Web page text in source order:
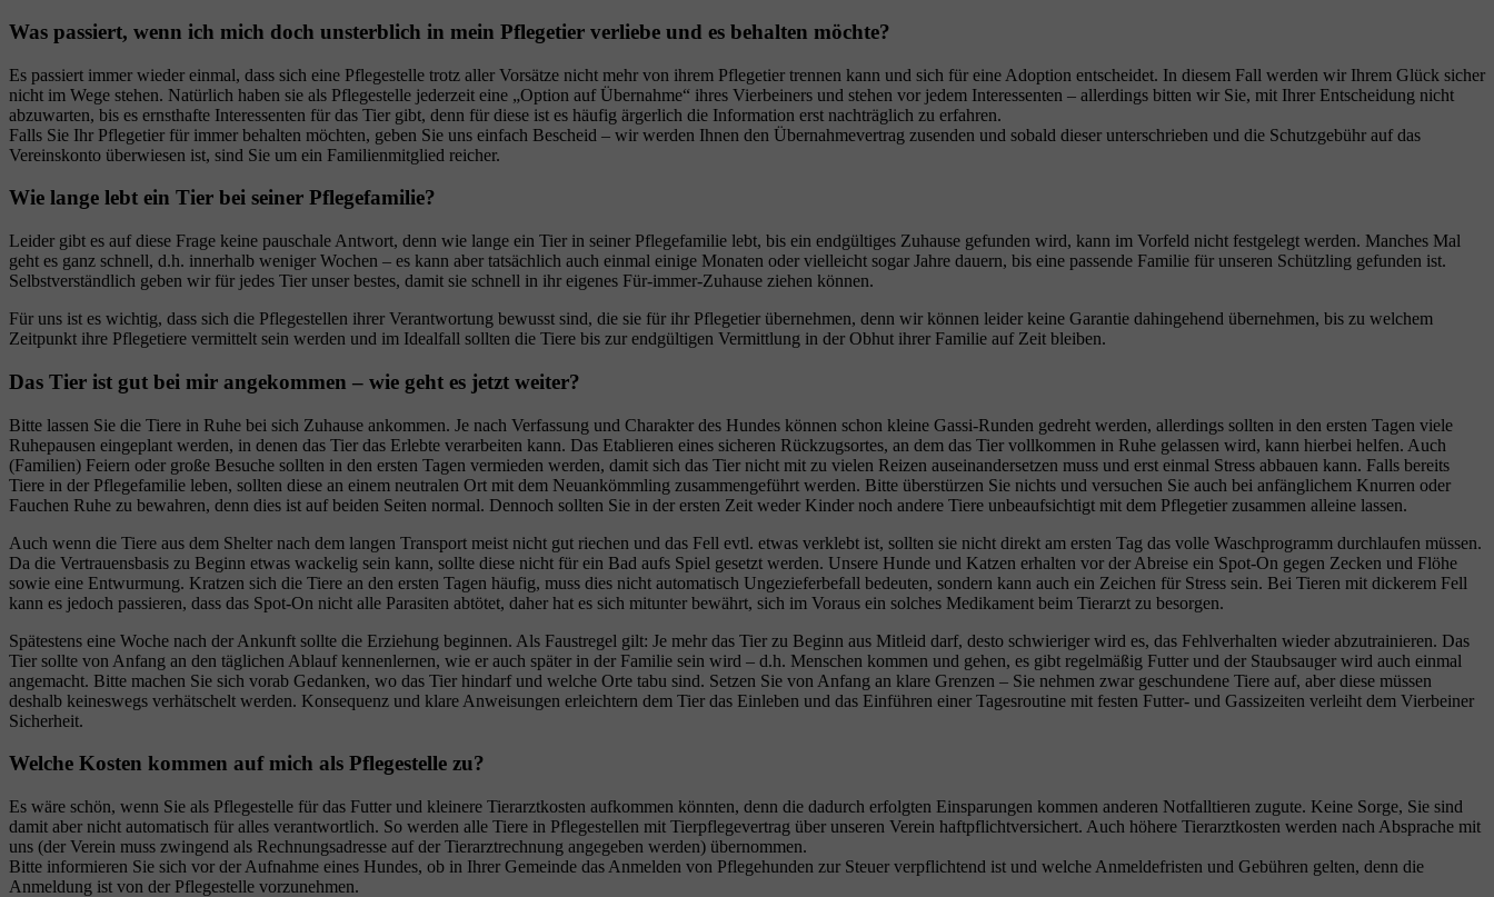
Was passiert, wenn ich mich doch unsterblich in mein Pflegetier verliebe und es behalten möchte?
Es passiert immer wieder einmal, dass sich eine Pflegestelle trotz aller Vorsätze nicht mehr von ihrem Pflegetier trennen kann und sich für eine Adoption entscheidet. In diesem Fall werden wir Ihrem Glück sicher
nicht im Wege stehen. Natürlich haben sie als Pflegestelle jederzeit eine „Option auf Übernahme“ ihres Vierbeiners und stehen vor jedem Interessenten – allerdings bitten wir Sie, mit Ihrer Entscheidung nicht
abzuwarten, bis es ernsthafte Interessenten für das Tier gibt, denn für diese ist es häufig ärgerlich die Information erst nachträglich zu erfahren.
Falls Sie Ihr Pflegetier für immer behalten möchten, geben Sie uns einfach Bescheid – wir werden Ihnen den Übernahmevertrag zusenden und sobald dieser unterschrieben und die Schutzgebühr auf das
Vereinskonto überwiesen ist, sind Sie um ein Familienmitglied reicher.
Wie lange lebt ein Tier bei seiner Pflegefamilie?
Leider gibt es auf diese Frage keine pauschale Antwort, denn wie lange ein Tier in seiner Pflegefamilie lebt, bis ein endgültiges Zuhause gefunden wird, kann im Vorfeld nicht festgelegt werden. Manches Mal
geht es ganz schnell, d.h. innerhalb weniger Wochen – es kann aber tatsächlich auch einmal einige Monaten oder vielleicht sogar Jahre dauern, bis eine passende Familie für unseren Schützling gefunden ist.
Selbstverständlich geben wir für jedes Tier unser bestes, damit sie schnell in ihr eigenes Für-immer-Zuhause ziehen können.
Für uns ist es wichtig, dass sich die Pflegestellen ihrer Verantwortung bewusst sind, die sie für ihr Pflegetier übernehmen, denn wir können leider keine Garantie dahingehend übernehmen, bis zu welchem
Zeitpunkt ihre Pflegetiere vermittelt sein werden und im Idealfall sollten die Tiere bis zur endgültigen Vermittlung in der Obhut ihrer Familie auf Zeit bleiben.
Das Tier ist gut bei mir angekommen – wie geht es jetzt weiter?
Bitte lassen Sie die Tiere in Ruhe bei sich Zuhause ankommen. Je nach Verfassung und Charakter des Hundes können schon kleine Gassi-Runden gedreht werden, allerdings sollten in den ersten Tagen viele
Ruhepausen eingeplant werden, in denen das Tier das Erlebte verarbeiten kann. Das Etablieren eines sicheren Rückzugsortes, an dem das Tier vollkommen in Ruhe gelassen wird, kann hierbei helfen. Auch
(Familien) Feiern oder große Besuche sollten in den ersten Tagen vermieden werden, damit sich das Tier nicht mit zu vielen Reizen auseinandersetzen muss und erst einmal Stress abbauen kann. Falls bereits
Tiere in der Pflegefamilie leben, sollten diese an einem neutralen Ort mit dem Neuankömmling zusammengeführt werden. Bitte überstürzen Sie nichts und versuchen Sie auch bei anfänglichem Knurren oder
Fauchen Ruhe zu bewahren, denn dies ist auf beiden Seiten normal. Dennoch sollten Sie in der ersten Zeit weder Kinder noch andere Tiere unbeaufsichtigt mit dem Pflegetier zusammen alleine lassen.
Auch wenn die Tiere aus dem Shelter nach dem langen Transport meist nicht gut riechen und das Fell evtl. etwas verklebt ist, sollten sie nicht direkt am ersten Tag das volle Waschprogramm durchlaufen müssen.
Da die Vertrauensbasis zu Beginn etwas wackelig sein kann, sollte diese nicht für ein Bad aufs Spiel gesetzt werden. Unsere Hunde und Katzen erhalten vor der Abreise ein Spot-On gegen Zecken und Flöhe
sowie eine Entwurmung. Kratzen sich die Tiere an den ersten Tagen häufig, muss dies nicht automatisch Ungezieferbefall bedeuten, sondern kann auch ein Zeichen für Stress sein. Bei Tieren mit dickerem Fell
kann es jedoch passieren, dass das Spot-On nicht alle Parasiten abtötet, daher hat es sich mitunter bewährt, sich im Voraus ein solches Medikament beim Tierarzt zu besorgen.
Spätestens eine Woche nach der Ankunft sollte die Erziehung beginnen. Als Faustregel gilt: Je mehr das Tier zu Beginn aus Mitleid darf, desto schwieriger wird es, das Fehlverhalten wieder abzutrainieren. Das
Tier sollte von Anfang an den täglichen Ablauf kennenlernen, wie er auch später in der Familie sein wird – d.h. Menschen kommen und gehen, es gibt regelmäßig Futter und der Staubsauger wird auch einmal
angemacht. Bitte machen Sie sich vorab Gedanken, wo das Tier hindarf und welche Orte tabu sind. Setzen Sie von Anfang an klare Grenzen – Sie nehmen zwar geschundene Tiere auf, aber diese müssen
deshalb keineswegs verhätschelt werden. Konsequenz und klare Anweisungen erleichtern dem Tier das Einleben und das Einführen einer Tagesroutine mit festen Futter- und Gassizeiten verleiht dem Vierbeiner
Sicherheit.
Welche Kosten kommen auf mich als Pflegestelle zu?
Es wäre schön, wenn Sie als Pflegestelle für das Futter und kleinere Tierarztkosten aufkommen könnten, denn die dadurch erfolgten Einsparungen kommen anderen Notfalltieren zugute. Keine Sorge, Sie sind
damit aber nicht automatisch für alles verantwortlich. So werden alle Tiere in Pflegestellen mit Tierpflegevertrag über unseren Verein haftpflichtversichert. Auch höhere Tierarztkosten werden nach Absprache mit
uns (der Verein muss zwingend als Rechnungsadresse auf der Tierarztrechnung angegeben werden) übernommen.
Bitte informieren Sie sich vor der Aufnahme eines Hundes, ob in Ihrer Gemeinde das Anmelden von Pflegehunden zur Steuer verpflichtend ist und welche Anmeldefristen und Gebühren gelten, denn die
Anmeldung ist von der Pflegestelle vorzunehmen.